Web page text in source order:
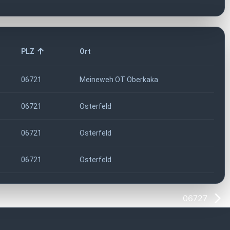
PLZ Ort
06721 Meineweh OT Oberkaka
06721 Osterfeld
06721 Osterfeld
06721 Osterfeld
06727